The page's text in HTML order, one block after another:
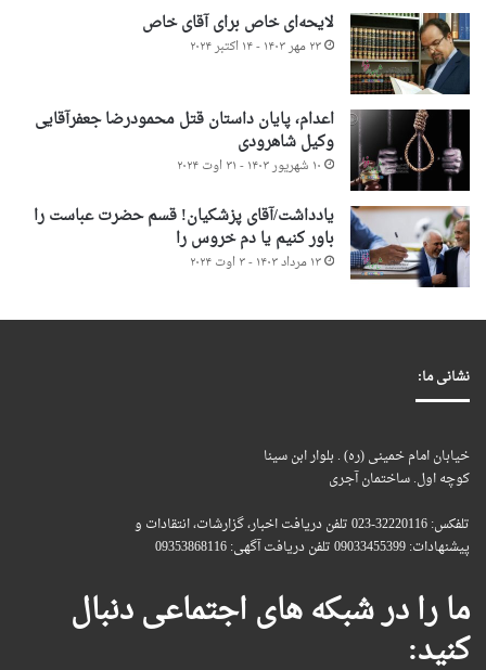
لایحه‌ای خاص برای آقای خاص
۲۳ مهر ۱۴۰۳ - ۱۴ اکتبر ۲۰۲۴
اعدام، پایان داستان قتل محمودرضا جعفرآقایی
وکیل شاهرودی
۱۰ شهریور ۱۴۰۳ - ۳۱ اوت ۲۰۲۴
یادداشت/آقای پزشکیان! قسم حضرت عباست را
باور کنیم یا دم خروس را
۱۳ مرداد ۱۴۰۳ - ۳ اوت ۲۰۲۴
نشانی ما:
خیابان امام خمینی (ره) . بلوار ابن سینا
کوچه اول. ساختمان آجری
تلفکس: 32220116-023 تلفن دریافت اخبار، گزارشات، انتقادات و
پیشنهادات: 09033455399 تلفن دریافت آگهی: 09353868116
ما را در شبکه های اجتماعی دنبال
کنید: